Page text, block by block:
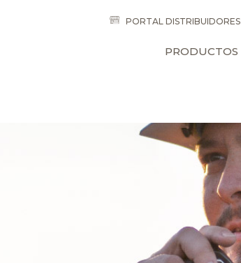
PORTAL DISTRIBUIDORES
PRODUCTOS